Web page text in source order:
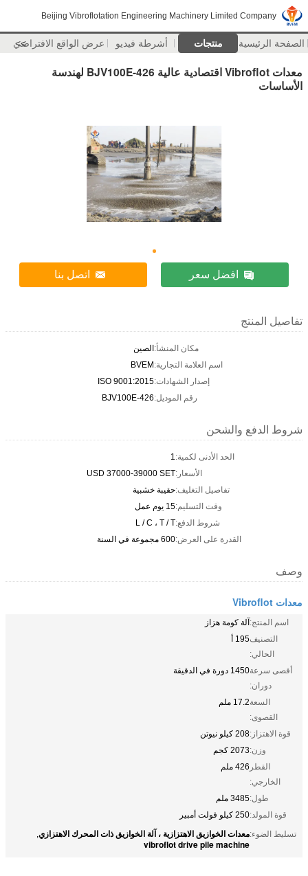
Beijing Vibroflotation Engineering Machinery Limited Company
الصفحة الرئيسية منتجات أشرطة فيديو عرض الواقع الافتراضي
>>
معدات Vibroflot اقتصادية عالية BJV100E-426 لهندسة
الأساسات
افضل سعر اتصل بنا
تفاصيل المنتج
مكان المنشأ:الصين
اسم العلامة التجارية:BVEM
إصدار الشهادات:ISO 9001:2015
رقم الموديل:BJV100E-426
شروط الدفع والشحن
الحد الأدنى لكمية:1
الأسعار:USD 37000-39000 SET
تفاصيل التغليف:حقيبة خشبية
وقت التسليم:15 يوم عمل
شروط الدفع:L / C ، T / T
القدرة على العرض:600 مجموعة في السنة
وصف
معدات Vibroflot
اسم المنتج:آلة كومة هزاز
التصنيف
الحالي:
195 أ
أقصى سرعة
دوران:
1450 دورة في الدقيقة
السعة
القصوى:
17.2 ملم
قوة الاهتزاز:208 كيلو نيوتن
وزن:2073 كجم
القطر
الخارجي:
426 ملم
طول:3485 ملم
قوة المولد:250 كيلو فولت أمبير
تسليط الضوء:معدات الخوازيق الاهتزازية ، آلة الخوازيق ذات المحرك الاهتزازي,
vibroflot drive pile machine